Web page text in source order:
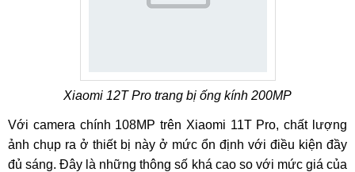
Xiaomi 12T Pro trang bị ống kính 200MP
Với camera chính 108MP trên Xiaomi 11T Pro, chất lượng
ảnh chụp ra ở thiết bị này ở mức ổn định với điều kiện đầy
đủ sáng. Đây là những thông số khá cao so với mức giá của